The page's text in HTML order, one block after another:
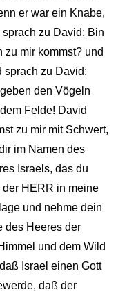
er war ein Knabe,
zu David: Bin
mir kommst? und
sprach zu David:
den Vögeln
Felde! David
zu mir mit Schwert,
im Namen des
Israels, das du
HERR in meine
und nehme dein
des Heeres der
und dem Wild
Israel einen Gott
daß der